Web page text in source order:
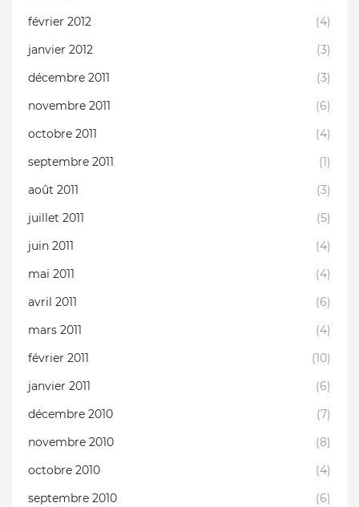
février 2012
(4)
janvier 2012
(3)
décembre 2011
(3)
novembre 2011
(6)
octobre 2011
(4)
septembre 2011
(1)
août 2011
(3)
juillet 2011
(5)
juin 2011
(4)
mai 2011
(4)
avril 2011
(6)
mars 2011
(4)
février 2011
(10)
janvier 2011
(6)
décembre 2010
(7)
novembre 2010
(8)
octobre 2010
(4)
septembre 2010
(6)